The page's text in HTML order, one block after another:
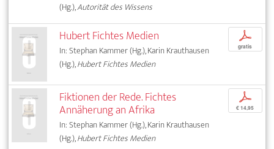
(Hg.),Autorität des Wissens
Hubert Fichtes Medien
In: Stephan Kammer (Hg.), Karin Krauthausen
(Hg.),Hubert Fichtes Medien
p
gratis
Fiktionen der Rede. Fichtes
Annäherung an Afrika
In: Stephan Kammer (Hg.), Karin Krauthausen
(Hg.),Hubert Fichtes Medien
p
€ 14,95